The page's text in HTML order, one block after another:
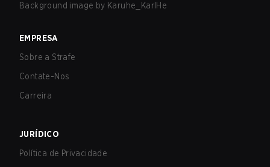
Background image by Karuhe_KarlHe
EMPRESA
Sobre a Strafe
Contate-Nos
Carreira
JURÍDICO
Política de Privacidade